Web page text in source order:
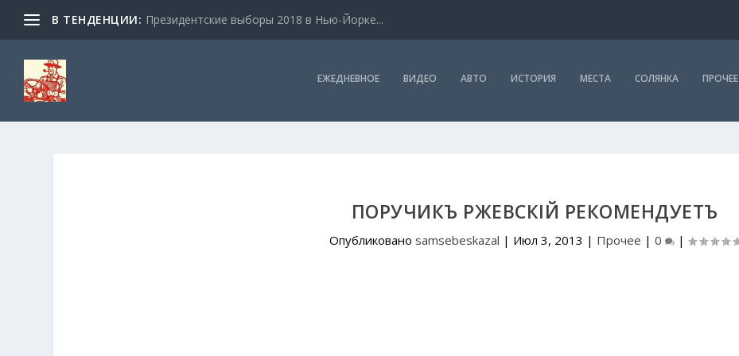
В ТЕНДЕНЦИИ: Президентские выборы 2018 в Нью-Йорке...
ЕЖЕДНЕВНОЕ ВИДЕО АВТО ИСТОРИЯ МЕСТА СОЛЯНКА ПРОЧЕЕ
ПОРУЧИКЪ РЖЕВСКІЙ РЕКОМЕНДУЕТЪ
Опубликовано samsebeskazal | Июл 3, 2013 | Прочее | 0 |